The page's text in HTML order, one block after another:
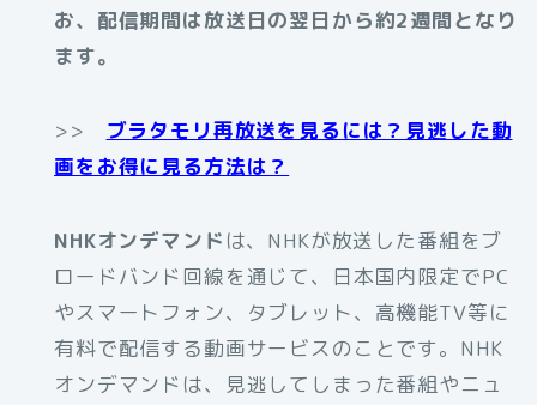
お、配信期間は放送日の翌日から約2週間となり
ます。
>> ブラタモリ再放送を見るには？見逃した動
画をお得に見る方法は？
NHKオンデマンド は、NHKが放送した番組をブ
ロードバンド回線を通じて、日本国内限定でPC
やスマートフォン、タブレット、高機能TV等に
有料で配信する動画サービスのことです。NHK
オンデマンドは、見逃してしまった番組やニュ